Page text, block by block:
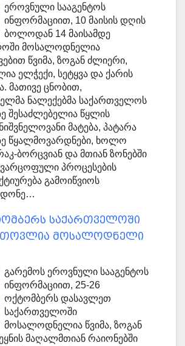
ეროვნული სააგენტოს
ინფორმაციით, 10 მაისის დღის
ბოლოდან 14 მაისამდე
მოსალოდნელია
წვიმა, ზოგან ძლიერი,
ელჭექი, სეტყვა და ქარის
მათივე ცნობით,
ნალექებმა საქართველოს
შესაძლებელია წყლის
მატება, პატარა
წყალმოვარდნები, ხოლო
ბორცვიან და მთიან ზონებში
პროცესების
გამოიწვიოს
დონე…
საქართველოში
თოვლია მოსალოდნელი
გარემოს ეროვნული სააგენტოს
ინფორმაციით, 25-26
ოქტომბერს დასავლეთ
საქართველოში
მოსალოდნელია წვიმა, ზოგან
მაღალმთიან რაიონებში